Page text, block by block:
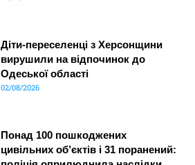
Діти-переселенці з Херсонщини
вирушили на відпочинок до
Одеської області
02/08/2026
Понад 100 пошкоджених
цивільних об’єктів і 31 поранений: